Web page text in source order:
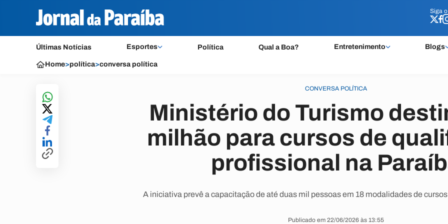
Siga o
Últimas Notícias Esportes Política Qual a Boa? Entretenimento Blogs
Siga o
Home>política>conversa política
CONVERSA POLÍTICA
Ministério do Turismo
milhão para cursos de
profissional na
A iniciativa prevê a capacitação de até duas mil pessoas em 18 modalidades de
Publicado em 22/06/2026 às 13:55